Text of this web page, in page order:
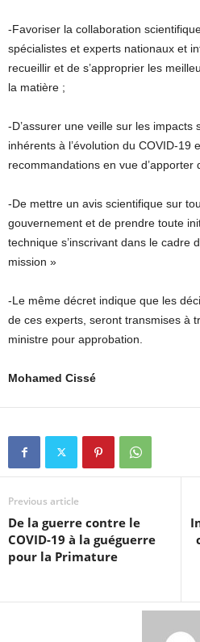
-Favoriser la collaboration
spécialistes et experts nationaux et
recueillir et de s’approprier les
la matière ;
-D’assurer une veille sur les impacts
inhérents à l’évolution du COVID-19
recommandations en vue d’apporter
-De mettre un avis scientifique sur
gouvernement et de prendre toute
technique s’inscrivant dans le cadre
mission »
-Le même décret indique que les
de ces experts, seront transmises à
ministre pour approbation.
Mohamed Cissé
Previous article
De la guerre contre le
COVID-19 à la guéguerre
pour la Primature